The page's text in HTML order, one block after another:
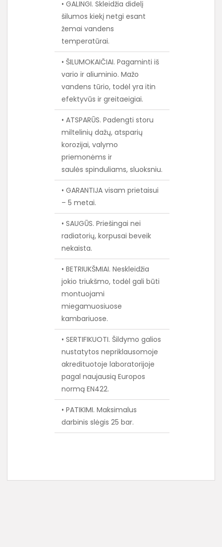
• GALINGI. Skleidžia didelį
šilumos kiekį netgi esant
žemai vandens
temperatūrai.
• ŠILUMOKAIČIAI. Pagaminti iš
vario ir aliuminio. Mažo
vandens tūrio, todėl yra itin
efektyvūs ir greitaeigiai.
• ATSPARŪS. Padengti storu
miltelinių dažų, atsparių
korozijai, valymo
priemonėms ir
saulės spinduliams, sluoksniu.
• GARANTIJA visam prietaisui
– 5 metai.
• SAUGŪS. Priešingai nei
radiatorių, korpusai beveik
nekaista.
• BETRIUKŠMIAI. Neskleidžia
jokio triukšmo, todėl gali būti
montuojami
miegamuosiuose
kambariuose.
• SERTIFIKUOTI. Šildymo galios
nustatytos nepriklausomoje
akredituotoje laboratorijoje
pagal naujausią Europos
normą EN422.
• PATIKIMI. Maksimalus
darbinis slėgis 25 bar.